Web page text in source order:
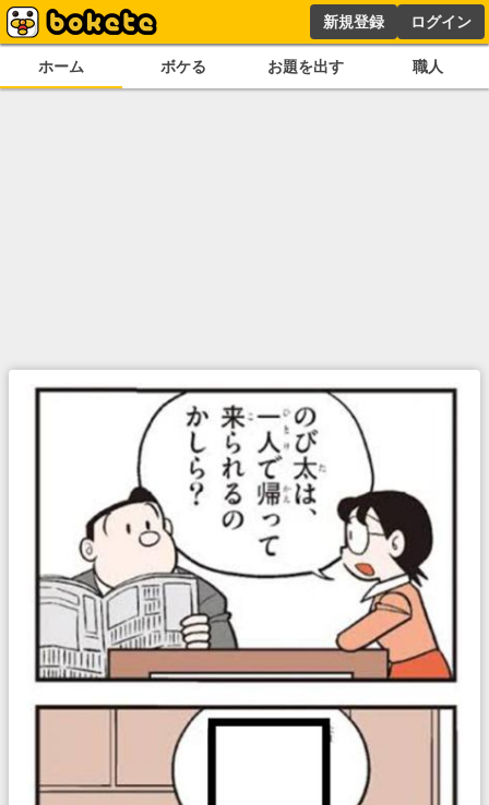
新規登録 ログイン
ホーム ボケる お題を出す 職人